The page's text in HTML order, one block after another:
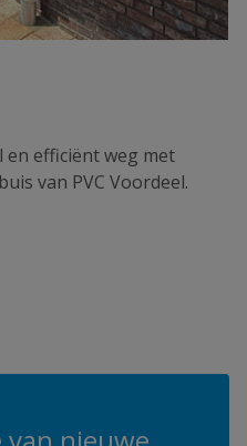
efficiënt weg met
van PVC Voordeel.